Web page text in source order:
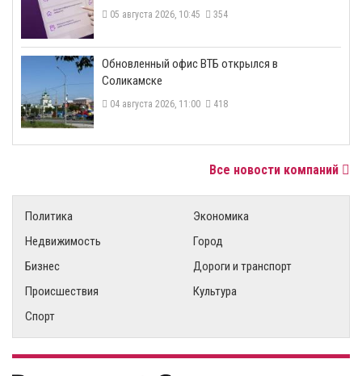
05 августа 2026, 10:45 354
​Обновленный офис ВТБ открылся в
Соликамске
04 августа 2026, 11:00 418
Все новости компаний
Политика
Экономика
Недвижимость
Город
Бизнес
Дороги и транспорт
Происшествия
Культура
Спорт